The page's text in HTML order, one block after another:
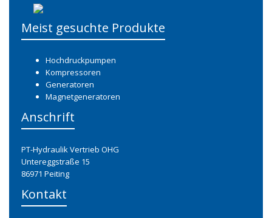
Meist gesuchte Produkte
Hochdruckpumpen
Kompressoren
Generatoren
Magnetgeneratoren
Anschrift
PT-Hydraulik Vertrieb OHG
Untereggstraße 15
86971 Peiting
Kontakt